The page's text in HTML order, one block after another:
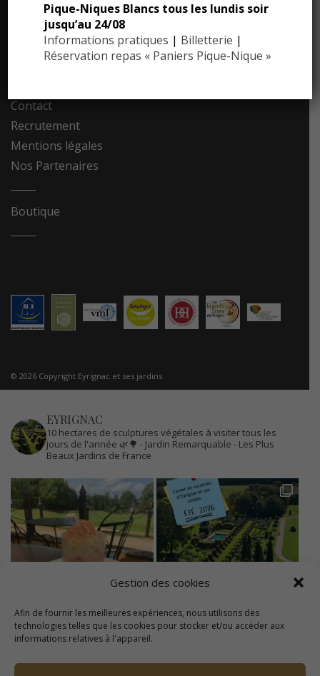
Gestion des cookies
Afin de fournir les meilleures expériences, nous utilisons des
technologies telles que les cookies pour stocker et/ou accéder aux
informations relatives à l'appareil.
Dossier de presse
Communiqués de presse
Photothèque
Contact
Recrutement
Mentions légales
Nos Partenaires
Boutique
© 2026 Copyright Eyrignac et ses jardins.
EYRIGNAC
10 hectares de sculptures végétales à visiter tous les
jours de l'année 🌿🌳 - Jardin Remarquable - Les Plus
Beaux Jardins de France
Pique-Niques Blancs tous les lundis soir
jusqu’au 24/08
Informations pratiques | Billetterie |
Réservation repas « Paniers Pique-Nique »